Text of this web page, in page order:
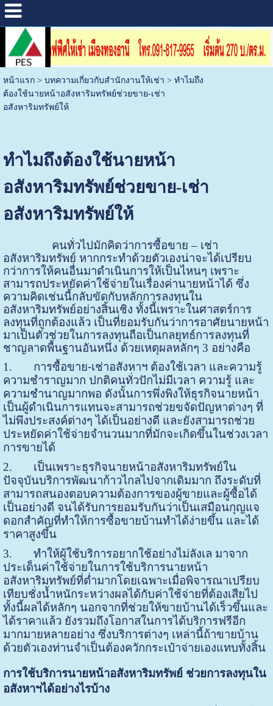
หน้าแรก> บทความเกี่ยวกับสำนักงานให้เช่า > ทำไมถึง
ต้องใช้นายหน้าอสังหาริมทรัพย์ช่วยขาย-เช่า
อสังหาริมทรัพย์ให้
ทำไมถึงต้องใช้นายหน้า
อสังหาริมทรัพย์ช่วยขาย-เช่า
อสังหาริมทรัพย์ให้
คนทั่วไปมักคิดว่าการซื้อขาย – เช่า
อสังหาริมทรัพย์ หากกระทำด้วยตัวเองน่าจะได้เปรียบ
กว่าการให้คนอื่นมาดำเนินการให้เป็นไหนๆ เพราะ
สามารถประหยัดค่าใช้จ่ายในเรื่องค่านายหน้าได้ ซึ่ง
ความคิดเช่นนี้กลับขัดกับหลักการลงทุนใน
อสังหาริมทรัพย์อย่างสิ้นเชิง ทั้งนี้เพราะในศาสตร์การ
ลงทุนที่ถูกต้องแล้ว เป็นที่ยอมรับกันว่าการอาศัยนายหน้า
มาเป็นตัวช่วยในการลงทุนถือเป็นกลยุทธ์การลงทุนที่
ชาญลาดพื้นฐานอันหนึ่ง ด้วยเหตุผลหลักๆ 3 อย่างคือ
1.
การซื้อขาย-เช่าอสังหาฯ ต้องใช้เวลา และความรู้
ความชำราญมาก ปกติคนทั่วปักไม่มีเวลา ความรู้ และ
ความชำนาญมากพอ ดังนั้นการพึ่งพิงให้ธุรกิจนายหน้า
เป็นผู้ดำเนินการแทนจะสามารถช่วยขจัดปัญหาต่างๆ ที่
ไม่พึงประสงค์ต่างๆ ได้เป็นอย่างดี และยังสามารถช่วย
ประหยัดค่าใช้จ่ายจำนวนมากที่มักจะเกิดขึ้นในช่วงเวลา
การขายได้
2.
เป็นเพราะธุรกิจนายหน้าอสังหาริมทรัพย์ใน
ปัจจุบันบริการพัฒนาก้าวไกลไปจากเดิมมาก ถึงระดับที่
สามารถสนองตอบความต้องการของผู้ขายและผู้ซื้อได้
เป็นอย่างดี จนได้รับการยอมรับกันว่าเป็นเสมือนกุญแจ
ดอกสำคัญที่ทำให้การซื้อขายบ้านทำได้ง่ายขึ้น และได้
ราคาสูงขึ้น
3.
ทำให้ผู้ใช้บริการอยากใช้อย่างไม่ลังเล มาจาก
ประเด็นค่าใช้จ่ายในการใช้บริการนายหน้า
อสังหาริมทรัพย์ที่ต่ำมากโดยเฉพาะเมื่อพิจารณาเปรียบ
เทียบชั่งน้ำหนักระหว่างผลได้กับค่าใช้จ่ายที่ต้องเสียไป
ทั้งนี้ผลได้หลักๆ นอกจากที่ช่วยให้ขายบ้านได้เร็วขึ้นและ
ได้ราคาแล้ว ยังรวมถึงโอกาสในการได้บริการฟรีอีก
มากมายหลายอย่าง ซึ่งบริการต่างๆ เหล่านี้ถ้าขายบ้าน
ด้วยตัวเองท่านจำเป็นต้องควักกระเป๋าจ่ายเองแทบทั้งสิ้น
การใช้บริการนายหน้าอสังหาริมทรัพย์ ช่วยการลงทุนใน
อสังหาฯได้อย่างไรบ้าง